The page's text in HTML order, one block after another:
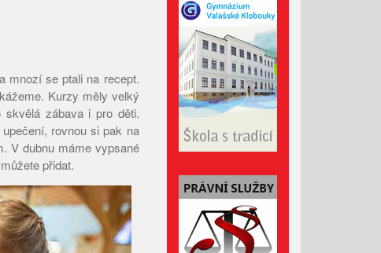
Listopad 2023
Říjen 2023
Září 2023
Srpen 2023
Červenec 2023
Červen 2023
Květen 2023
Duben 2023
Březen 2023
Únor 2023
Leden 2023
mnozí se ptali na recept.
Kurzy měly velký
zábava i pro děti.
rovnou si pak na
V dubnu máme vypsané
přidat.